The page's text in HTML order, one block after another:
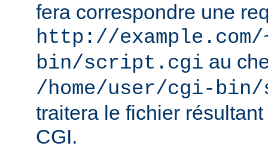
fera correspondre une
http://
bin/script.cgi au
/home/user/cgi-
traitera le fichier
CGI.